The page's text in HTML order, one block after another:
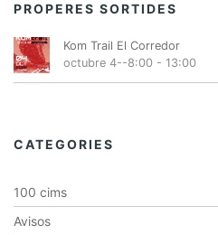
PROPERES SORTIDES
Kom Trail El Corredor
octubre 4--8:00 - 13:00
CATEGORIES
100 cims
Avisos